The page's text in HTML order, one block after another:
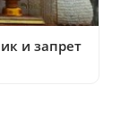
и запрет